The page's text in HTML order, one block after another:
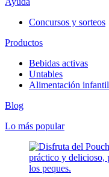
Concursos y sorteos
Productos
Bebidas activas
Untables
Alimentación infantil
Blog
Lo más popular